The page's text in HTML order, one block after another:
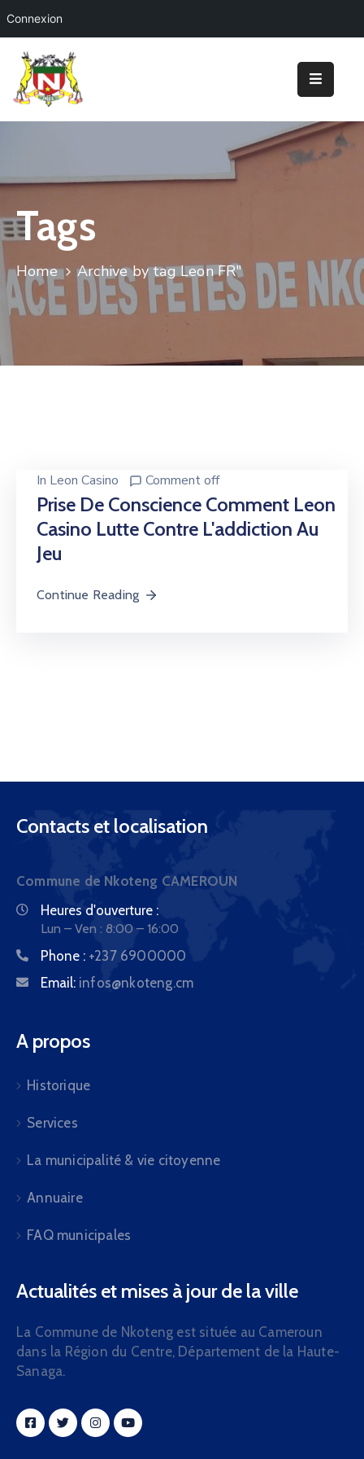
Connexion
Accueil
Ma
Prestations
Tourisme
&
Projets
Tags
Home Archive by tag Leon FR"
In Leon Casino Comment off
Prise De Conscience Comment Leon
Casino Lutte Contre L'addiction Au
Jeu
Continue Reading
Contacts et localisation
Commune de Nkoteng CAMEROUN
Heures d'ouverture :
Lun – Ven : 8:00 – 16:00
Phone : +237 6900000
Email: infos@nkoteng.cm
A propos
Historique
Services
La municipalité & vie citoyenne
Annuaire
FAQ municipales
Actualités et mises à jour de la ville
La Commune de Nkoteng est située au Cameroun
dans la Région du Centre, Département de la Haute-
Sanaga.